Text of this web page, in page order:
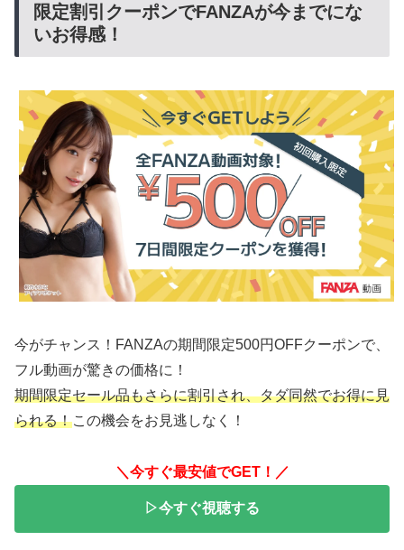
限定割引クーポンでFANZAが今までにな
いお得感！
今がチャンス！FANZAの期間限定500円OFFクーポンで、
フル動画が驚きの価格に！
期間限定セール品もさらに割引され、タダ同然でお得に見
られる！この機会をお見逃しなく！
＼今すぐ最安値でGET！／
▷今すぐ視聴する